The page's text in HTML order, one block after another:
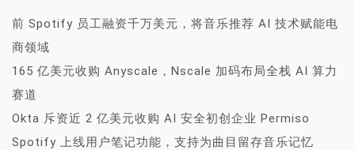
前 Spotify 员工融资千万美元，将音乐推荐 AI 技术赋能电
商领域
165 亿美元收购 Anyscale，Nscale 加码布局全栈 AI 算力
赛道
Okta 斥资近 2 亿美元收购 AI 安全初创企业 Permiso
Spotify 上线用户笔记功能，支持为曲目留存音乐记忆